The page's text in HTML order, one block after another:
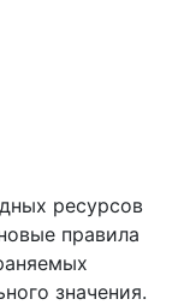
ресурсов
правила
значения.